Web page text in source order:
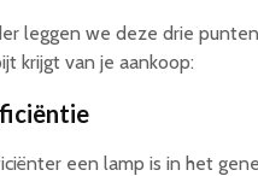
leggen we deze drie
krijgt van je aankoop:
een lamp is in het